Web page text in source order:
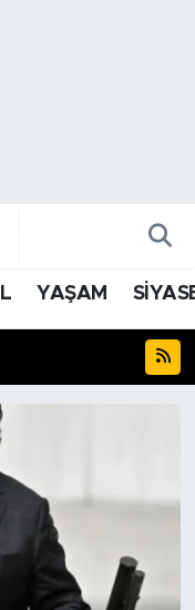
YAŞAM